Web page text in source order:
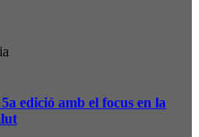
edició amb el focus en la